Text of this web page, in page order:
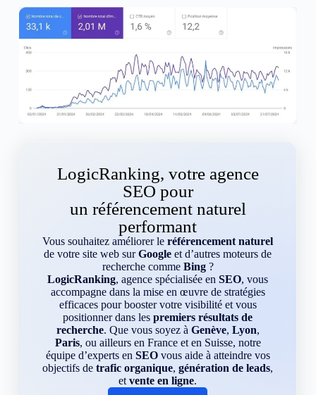
LogicRanking, votre agence
SEO pour
un référencement naturel
performant
Vous souhaitez améliorer leréférencement naturel
de votre site web surGoogle et d’autres moteurs de
recherche comme Bing?
LogicRanking, agence spécialisée enSEO, vous
accompagne dans la mise en œuvre de stratégies
efficaces pour booster votre visibilité et vous
positionner dans lespremiers résultats de
recherche. Que vous soyez à Genève, Lyon,
Paris, ou ailleurs en France et en Suisse, notre
équipe d’experts en SEOvous aide à atteindre vos
objectifs detrafic organique,génération de leads,
etvente en ligne.